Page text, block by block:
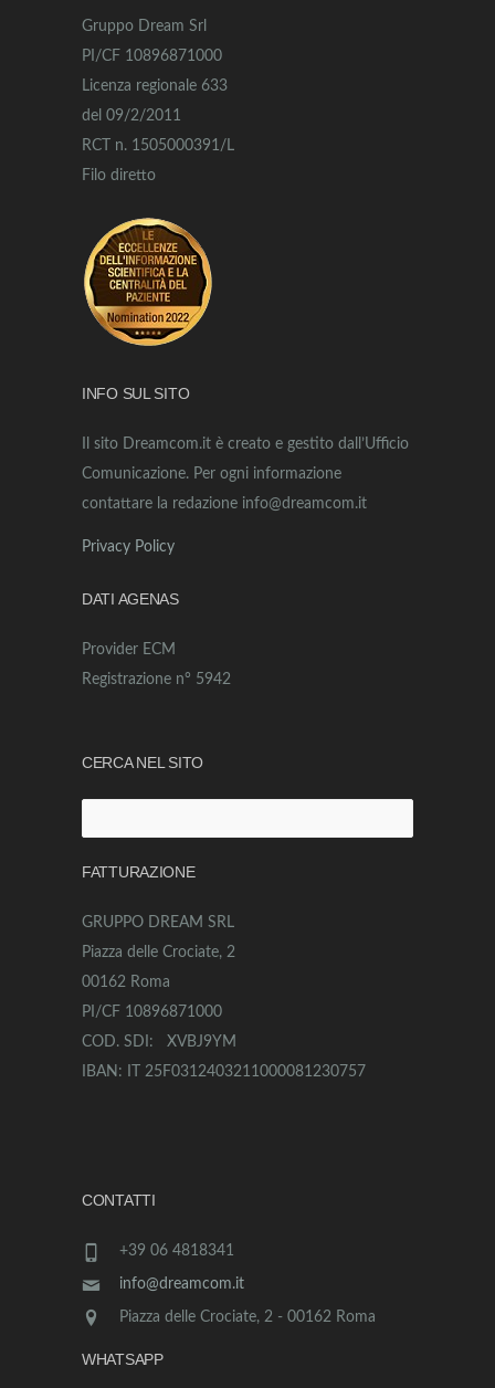
Gruppo Dream Srl
PI/CF 10896871000
Licenza regionale 633
del 09/2/2011
RCT n. 1505000391/L
Filo diretto
INFO SUL SITO
Il sito Dreamcom.it è creato e gestito dall’Ufficio
Comunicazione. Per ogni informazione
contattare la redazione info@dreamcom.it
Privacy Policy
DATI AGENAS
Provider ECM
Registrazione n° 5942
CERCA NEL SITO
per:
FATTURAZIONE
GRUPPO DREAM SRL
Piazza delle Crociate, 2
00162 Roma
PI/CF 10896871000
COD. SDI: XVBJ9YM
IBAN: IT 25F0312403211000081230757
CONTATTI
+39 06 4818341
info@dreamcom.it
Piazza delle Crociate, 2 - 00162 Roma
WHATSAPP